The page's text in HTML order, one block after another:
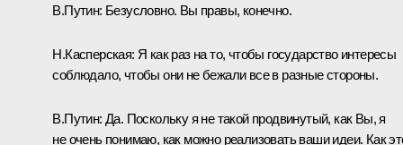
В.Путин: Безусловно. Вы правы, конечно.
Н.Касперская: Я как раз на то, чтобы государство интересы
соблюдало, чтобы они не бежали все в разные стороны.
В.Путин: Да. Поскольку я не такой продвинутый, как Вы, я
не очень понимаю, как можно реализовать ваши идеи. Как